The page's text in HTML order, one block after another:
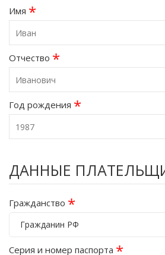
Имя *
Отчество *
Год рождения *
ДАННЫЕ
Гражданство *
Гражданин РФ
Серия и номер паспорта *